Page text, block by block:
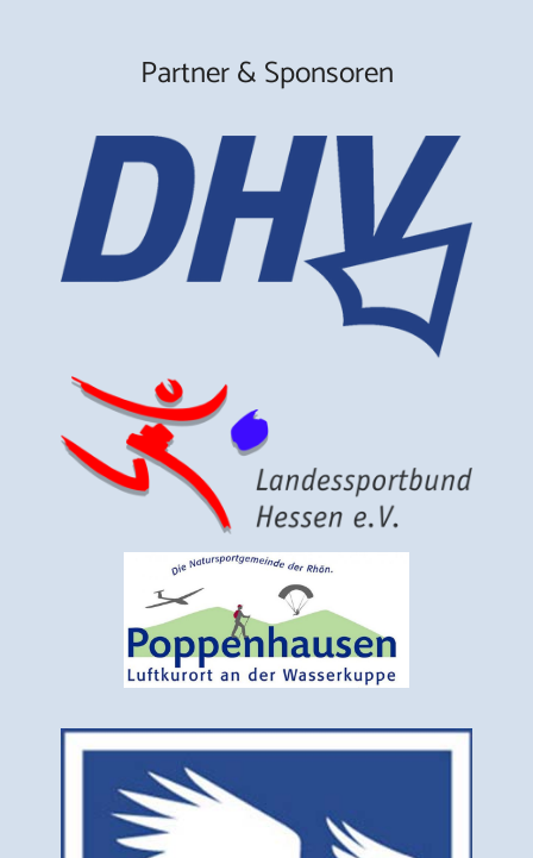
Partner & Sponsoren